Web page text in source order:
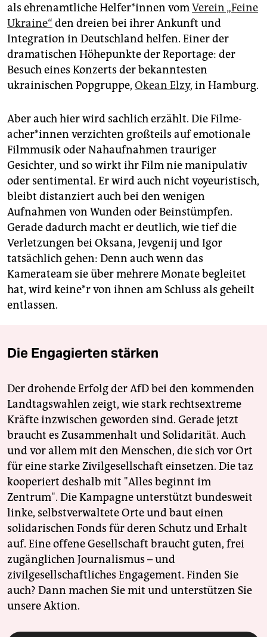
als ehrenamtliche Hel­fe­r*in­nen vomVerein „Feine
Ukraine“ den dreien bei ihrer Ankunft und
Integration in Deutschland helfen. Einer der
dramatischen Höhepunkte der Reportage: der
Besuch eines Konzerts der bekanntesten
ukrainischen Popgruppe, Okean Elzy, in Hamburg.
Aber auch hier wird sachlich erzählt. Die Fil­me­
ache­r*in­nen verzichten großteils auf emotionale
Filmmusik oder Nahaufnahmen trauriger
Gesichter, und so wirkt ihr Film nie manipulativ
oder sentimental. Er wird auch nicht voyeuristisch,
bleibt distanziert auch bei den wenigen
Aufnahmen von Wunden oder Beinstümpfen.
Gerade dadurch macht er deutlich, wie tief die
Verletzungen bei Oksana, Jevgenij und Igor
tatsächlich gehen: Denn auch wenn das
Kamerateam sie über mehrere Monate begleitet
hat, wird kei­ne*r von ihnen am Schluss als geheilt
entlassen.
Die Engagierten stärken
Der drohende Erfolg der AfD bei den kommenden
Landtagswahlen zeigt, wie stark rechtsextreme
Kräfte inzwischen geworden sind. Gerade jetzt
braucht es Zusammenhalt und Solidarität. Auch
und vor allem mit den Menschen, die sich vor Ort
für eine starke Zivilgesellschaft einsetzen. Die taz
kooperiert deshalb mit "Alles beginnt im
Zentrum". Die Kampagne unterstützt bundesweit
linke, selbstverwaltete Orte und baut einen
solidarischen Fonds für deren Schutz und Erhalt
auf. Eine offene Gesellschaft braucht guten, frei
zugänglichen Journalismus – und
zivilgesellschaftliches Engagement. Finden Sie
auch? Dann machen Sie mit und unterstützen Sie
unsere Aktion.